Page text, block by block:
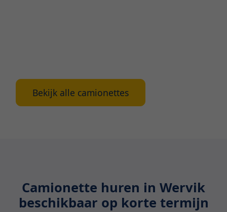
Bekijk alle camionettes
Camionette huren in Wervik
beschikbaar op korte termijn